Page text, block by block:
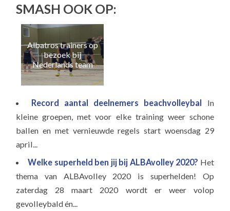
SMASH OOK OP:
Albatros trainers op
bezoek bij
Nederlands team
Record aantal deelnemers beachvolleybal In
kleine groepen, met voor elke training weer schone
ballen en met vernieuwde regels start woensdag 29
april...
Welke superheld ben jij bij ALBAvolley 2020? Het
thema van ALBAvolley 2020 is superhelden! Op
zaterdag 28 maart 2020 wordt er weer volop
gevolleybald én...